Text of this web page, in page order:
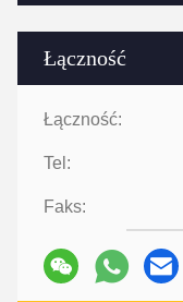
Łączność
Łączność:
Tel:
Faks: